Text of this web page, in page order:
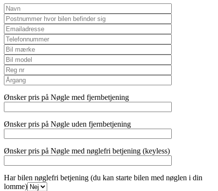
Ønsker pris på Nøgle med fjernbetjening
Ønsker pris på Nøgle uden fjernbetjening
Ønsker pris på Nøgle med nøglefri betjening (keyless)
Har bilen nøglefri betjening (du kan starte bilen med nøglen i din
lomme)